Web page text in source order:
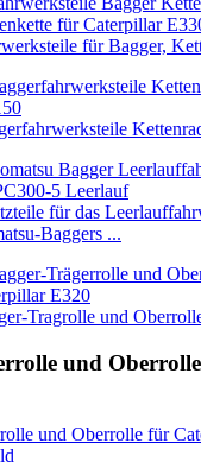
für Bagger,
für das
Baggers ...
Tragrolle und
und